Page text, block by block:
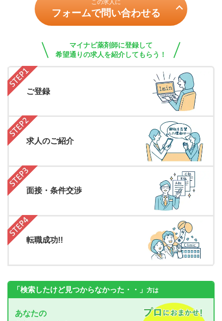
この求人に
フォームで問い合わせる
マイナビ薬剤師に登録して
希望通りの求人を紹介してもらう！
ご登録
求人のご紹介
面接・条件交渉
転職成功!!
「検索したけど見つからなかった・・」 方は
あなたの